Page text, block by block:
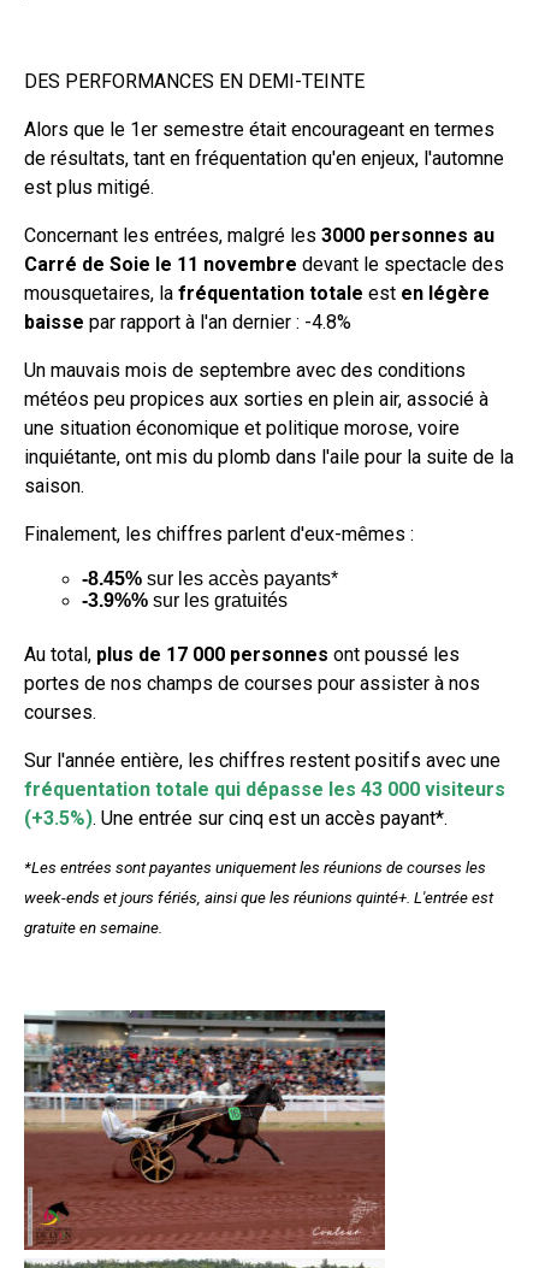
DES PERFORMANCES EN DEMI-TEINTE
Alors que le 1er semestre était encourageant en termes
de résultats, tant en fréquentation qu'en enjeux, l'automne
est plus mitigé.
Concernant les entrées, malgré les 3000 personnes au
Carré de Soie le 11 novembre devant le spectacle des
mousquetaires, la fréquentation totale est en légère
baisse par rapport à l'an dernier : -4.8%
Un mauvais mois de septembre avec des conditions
météos peu propices aux sorties en plein air, associé à
une situation économique et politique morose, voire
inquiétante, ont mis du plomb dans l'aile pour la suite de la
saison.
Finalement, les chiffres parlent d'eux-mêmes :
-8.45% sur les accès payants*
-3.9%% sur les gratuités
Au total, plus de 17 000 personnes ont poussé les
portes de nos champs de courses pour assister à nos
courses.
Sur l'année entière, les chiffres restent positifs avec une
fréquentation totale qui dépasse les 43 000 visiteurs
(+3.5%). Une entrée sur cinq est un accès payant*.
*Les entrées sont payantes uniquement les réunions de courses les
week-ends et jours fériés, ainsi que les réunions quinté+. L'entrée est
gratuite en semaine.